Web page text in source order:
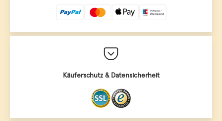
Käuferschutz & Datensicherheit